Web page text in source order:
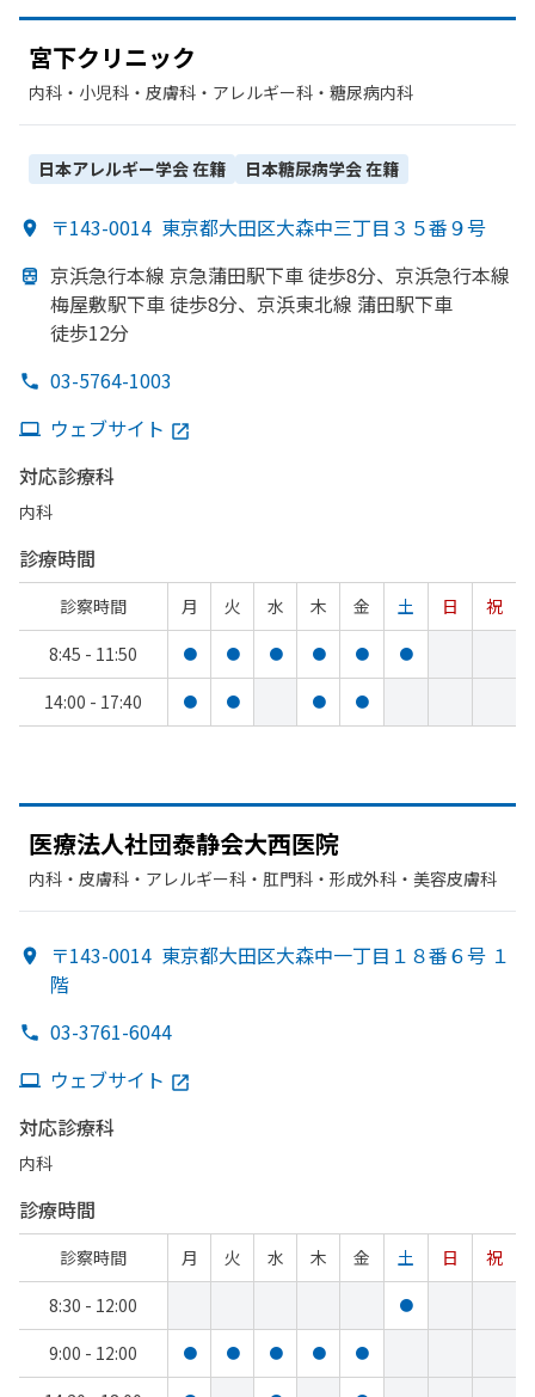
宮下クリニック
内科・​小児科・​皮膚科・​アレルギー科・​糖尿病内科
日本アレルギー学会在籍 日本糖尿病学会在籍
〒143-0014 東京都大田区大森中三丁目３５番９号
京浜急行本線 京急蒲田駅下車 徒歩8分、 京浜急行本線
梅屋敷駅下車 徒歩8分、 京浜東北線 蒲田駅下車
徒歩12分
03-5764-1003
ウェブサイト
対応診療科
内科
診療時間
診察時間 月 火 水 木 金 土 日
祝
8:45 - 11:50
● ● ● ● ● ●
14:00 - 17:40 ● ● ● ●
医療法人社団泰静会大西医院
内科・​皮膚科・​アレルギー科・​肛門科・​形成外科・​美容皮膚科
〒143-0014 東京都大田区大森中一丁目１８番６号 １
階
03-3761-6044
ウェブサイト
対応診療科
内科
診療時間
診察時間 月 火 水 木 金 土 日
祝
8:30 - 12:00
●
9:00 - 12:00 ● ● ● ● ●